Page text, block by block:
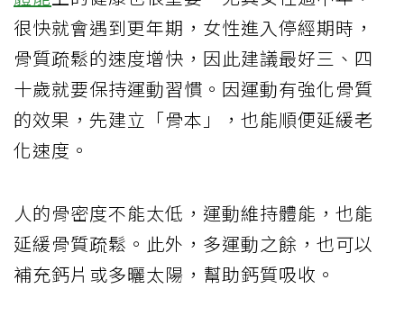
很快就會遇到更年期，女性進入停經期時，
骨質疏鬆的速度增快，因此建議最好三、四
十歲就要保持運動習慣。因運動有強化骨質
的效果，先建立「骨本」，也能順便延緩老
化速度。
人的骨密度不能太低，運動維持體能，也能
延緩骨質疏鬆。此外，多運動之餘，也可以
補充鈣片或多曬太陽，幫助鈣質吸收。